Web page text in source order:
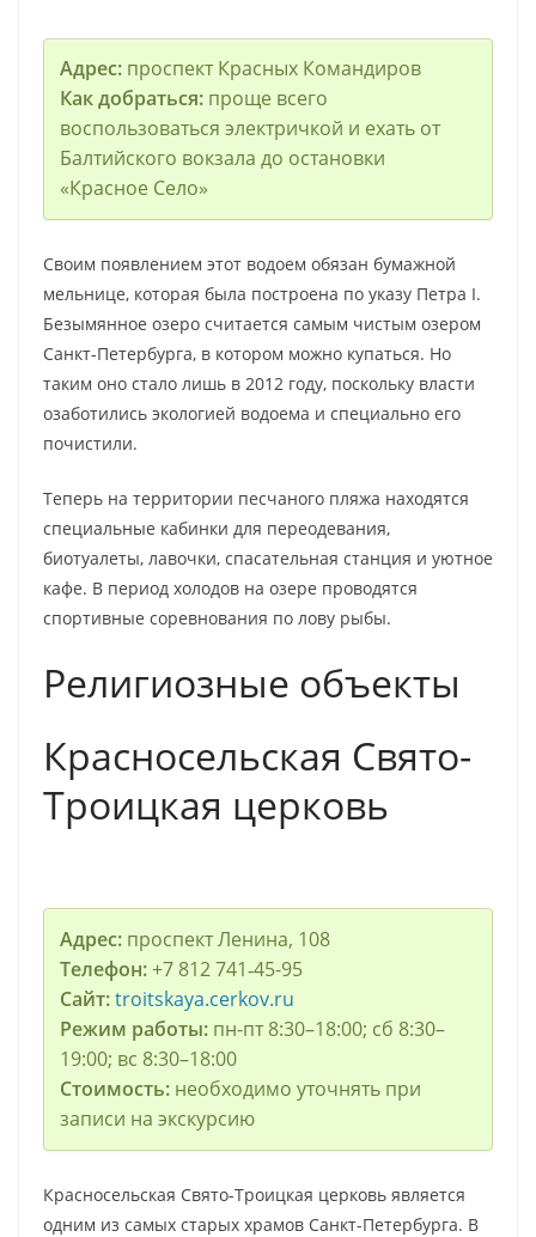
Адрес:проспект Красных Командиров
Как добраться:проще всего
воспользоваться электричкой и ехать от
Балтийского вокзала до остановки
«Красное Село»
Своим появлением этот водоем обязан бумажной
мельнице, которая была построена по указу Петра I.
Безымянное озеро считается самым чистым озером
Санкт-Петербурга, в котором можно купаться. Но
таким оно стало лишь в 2012 году, поскольку власти
озаботились экологией водоема и специально его
почистили.
Теперь на территории песчаного пляжа находятся
специальные кабинки для переодевания,
биотуалеты, лавочки, спасательная станция и уютное
кафе. В период холодов на озере проводятся
спортивные соревнования по лову рыбы.
Религиозные объекты
Красносельская Свято-
Троицкая церковь
Адрес:проспект Ленина, 108
Телефон:+7 812 741‑45-95
Сайт:troitskaya.cerkov.ru
Режим работы:пн-пт 8:30–18:00; сб 8:30–
19:00; вс 8:30–18:00
Стоимость:необходимо уточнять при
записи на экскурсию
Красносельская Свято-Троицкая церковь является
одним из самых старых храмов Санкт-Петербурга. В